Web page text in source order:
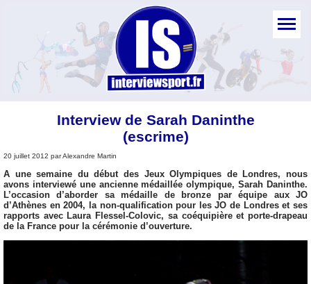
Interview de Sarah Daninthe
(escrime)
20 juillet 2012 par Alexandre Martin
A une semaine du début des Jeux Olympiques de Londres, nous
avons interviewé une ancienne médaillée olympique, Sarah Daninthe.
L’occasion d’aborder sa médaille de bronze par équipe aux JO
d’Athènes en 2004, la non-qualification pour les JO de Londres et ses
rapports avec Laura Flessel-Colovic, sa coéquipière et porte-drapeau
de la France pour la cérémonie d’ouverture.